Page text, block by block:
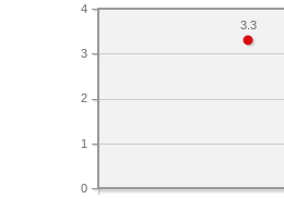
0
1
2
3
4
3.3